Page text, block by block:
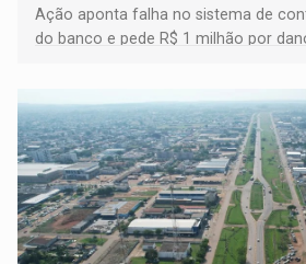
Ação aponta falha no sistema de
do banco e pede R$ 1 milhão por